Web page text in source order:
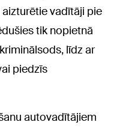
vadītāji pie
tik nopietnā
līdz ar
piedzīs
autovadītājiem